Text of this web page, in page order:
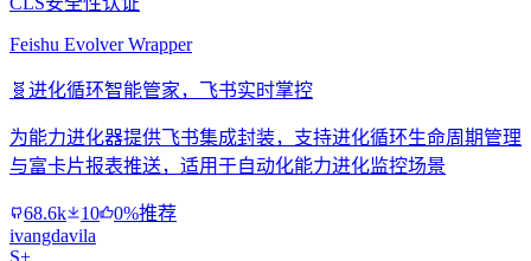
Feishu Evolver Wrapper
🧬 进化循环智能管家，飞书实时掌控
为能力进化器提供飞书集成封装，支持进化循环生命周期管理
与富卡片报表推送，适用于自动化能力进化监控场景
68.6k 10
0%推荐
ivangdavila
S+